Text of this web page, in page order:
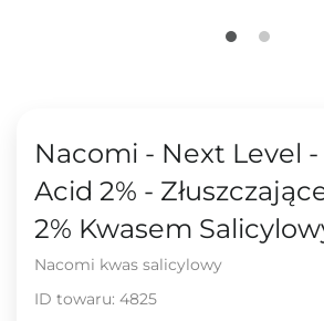
Nacomi - Next Level -
Acid 2% -
2% Kwasem
Nacomi kwas salicylowy
ID towaru: 4825